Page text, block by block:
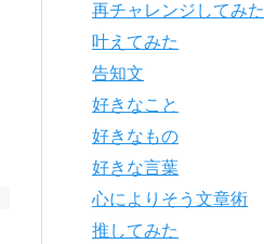
再チャレンジしてみた
叶えてみた
告知文
好きなこと
好きなもの
好きな言葉
心によりそう文章術
推してみた